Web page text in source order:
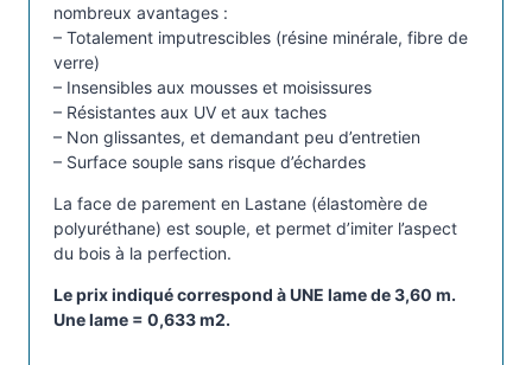
e
r
é
n
e
i
nombreux avantages :
– Totalement imputrescibles (résine minérale, fibre de
verre)
– Insensibles aux mousses et moisissures
– Résistantes aux UV et aux taches
– Non glissantes, et demandant peu d’entretien
– Surface souple sans risque d’échardes
La face de parement en Lastane (élastomère de
polyuréthane) est souple, et permet d’imiter l’aspect
du bois à la perfection.
Le prix indiqué correspond à UNE lame de 3,60 m.
Une lame = 0,633 m2.